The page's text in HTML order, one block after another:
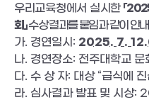
우리교육청에서 실시한 「
회」수상 결과를 붙임과 같이 안
가. 경연일시 : 2025. 7.
나. 경연장소: 전주대학교 문
다. 수 상 자: 대상 “급식에
라. 심사결과 발표 및 시상: